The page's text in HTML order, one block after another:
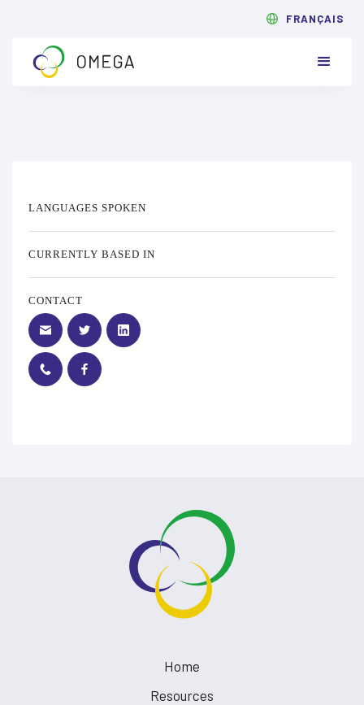
FRANÇAIS
LANGUAGES SPOKEN
CURRENTLY BASED IN
CONTACT
Home
Resources